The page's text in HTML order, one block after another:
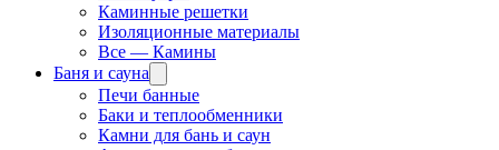
Каминные решетки
Изоляционные материалы
Все — Камины
Баня и сауна
Печи банные
Баки и теплообменники
Камни для бань и саун